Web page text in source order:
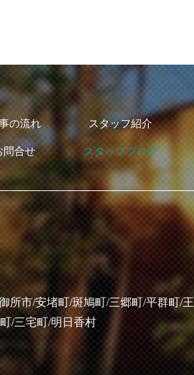
の流れ スタッフ紹介
問合せ スタッフブログ
所市/安堵町/斑鳩町/三郷町/平群町/王
/三宅町/明日香村